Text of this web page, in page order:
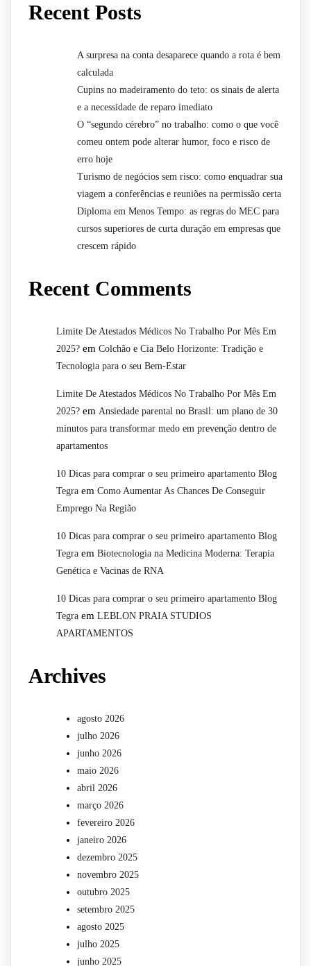
Recent Posts
A surpresa na conta desaparece quando a rota é bem
calculada
Cupins no madeiramento do teto: os sinais de alerta
e a necessidade de reparo imediato
O “segundo cérebro” no trabalho: como o que você
comeu ontem pode alterar humor, foco e risco de
erro hoje
Turismo de negócios sem risco: como enquadrar sua
viagem a conferências e reuniões na permissão certa
Diploma em Menos Tempo: as regras do MEC para
cursos superiores de curta duração em empresas que
crescem rápido
Recent Comments
Limite De Atestados Médicos No Trabalho Por Mês Em
2025? em Colchão e Cia Belo Horizonte: Tradição e
Tecnologia para o seu Bem-Estar
Limite De Atestados Médicos No Trabalho Por Mês Em
2025? em Ansiedade parental no Brasil: um plano de 30
minutos para transformar medo em prevenção dentro de
apartamentos
10 Dicas para comprar o seu primeiro apartamento Blog
Tegra em Como Aumentar As Chances De Conseguir
Emprego Na Região
10 Dicas para comprar o seu primeiro apartamento Blog
Tegra em Biotecnologia na Medicina Moderna: Terapia
Genética e Vacinas de RNA
10 Dicas para comprar o seu primeiro apartamento Blog
Tegra em LEBLON PRAIA STUDIOS
APARTAMENTOS
Archives
agosto 2026
julho 2026
junho 2026
maio 2026
abril 2026
março 2026
fevereiro 2026
janeiro 2026
dezembro 2025
novembro 2025
outubro 2025
setembro 2025
agosto 2025
julho 2025
junho 2025